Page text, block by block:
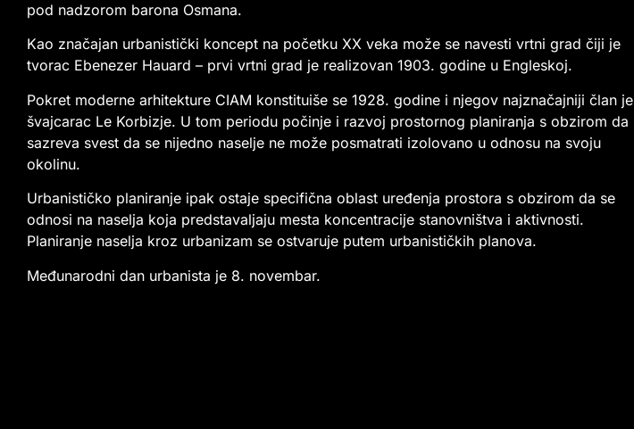
pod nadzorom barona Osmana.
Kao značajan urbanistički koncept na početku XX veka može se navesti vrtni grad čiji je
tvorac Ebenezer Hauard – prvi vrtni grad je realizovan 1903. godine u Engleskoj.
Pokret moderne arhitekture CIAM konstituiše se 1928. godine i njegov najznačajniji član je
švajcarac Le Korbizje. U tom periodu počinje i razvoj prostornog planiranja s obzirom da
sazreva svest da se nijedno naselje ne može posmatrati izolovano u odnosu na svoju
okolinu.
Urbanističko planiranje ipak ostaje specifična oblast uređenja prostora s obzirom da se
odnosi na naselja koja predstavaljaju mesta koncentracije stanovništva i aktivnosti.
Planiranje naselja kroz urbanizam se ostvaruje putem urbanističkih planova.
Međunarodni dan urbanista je 8. novembar.